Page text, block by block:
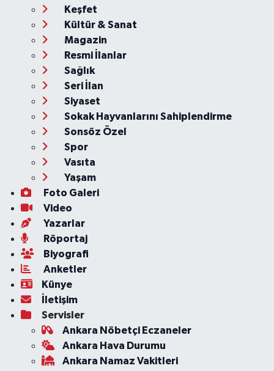
Keşfet
Kültür & Sanat
Magazin
Resmi İlanlar
Sağlık
Seri İlan
Siyaset
Sokak Hayvanlarını Sahiplendirme
Sonsöz Özel
Spor
Vasıta
Yaşam
Foto Galeri
Video
Yazarlar
Röportaj
Biyografi
Anketler
Künye
İletişim
Servisler
Ankara Nöbetçi Eczaneler
Ankara Hava Durumu
Ankara Namaz Vakitleri